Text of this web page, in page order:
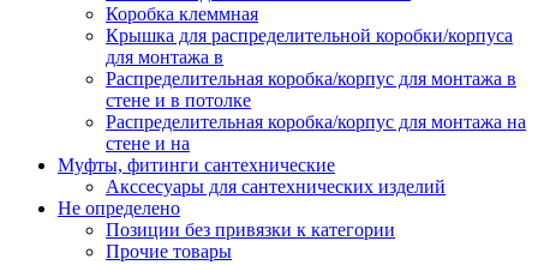
Коробка клеммная
Крышка для распределительной коробки/корпуса
для монтажа в
Распределительная коробка/корпус для монтажа в
стене и в потолке
Распределительная коробка/корпус для монтажа на
стене и на
Муфты, фитинги сантехнические
Акссесуары для сантехнических изделий
Не определено
Позиции без привязки к категории
Прочие товары